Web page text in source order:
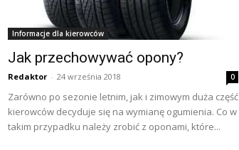
Informacje dla kierowców
Jak przechowywać opony?
Redaktor - 24 września 2018 0
Zarówno po sezonie letnim, jak i zimowym duża część
kierowców decyduje się na wymianę ogumienia. Co w
takim przypadku należy zrobić z oponami, które...